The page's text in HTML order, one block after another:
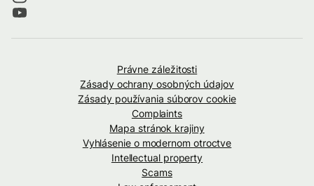
Právne záležitosti
Zásady ochrany osobných údajov
Zásady používania súborov cookie
Complaints
Mapa stránok krajiny
Vyhlásenie o modernom otroctve
Intellectual property
Scams